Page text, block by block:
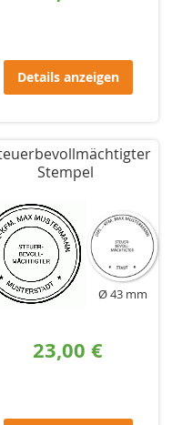
Details anzeigen
Stempel
Ø 43 mm
23,00 €